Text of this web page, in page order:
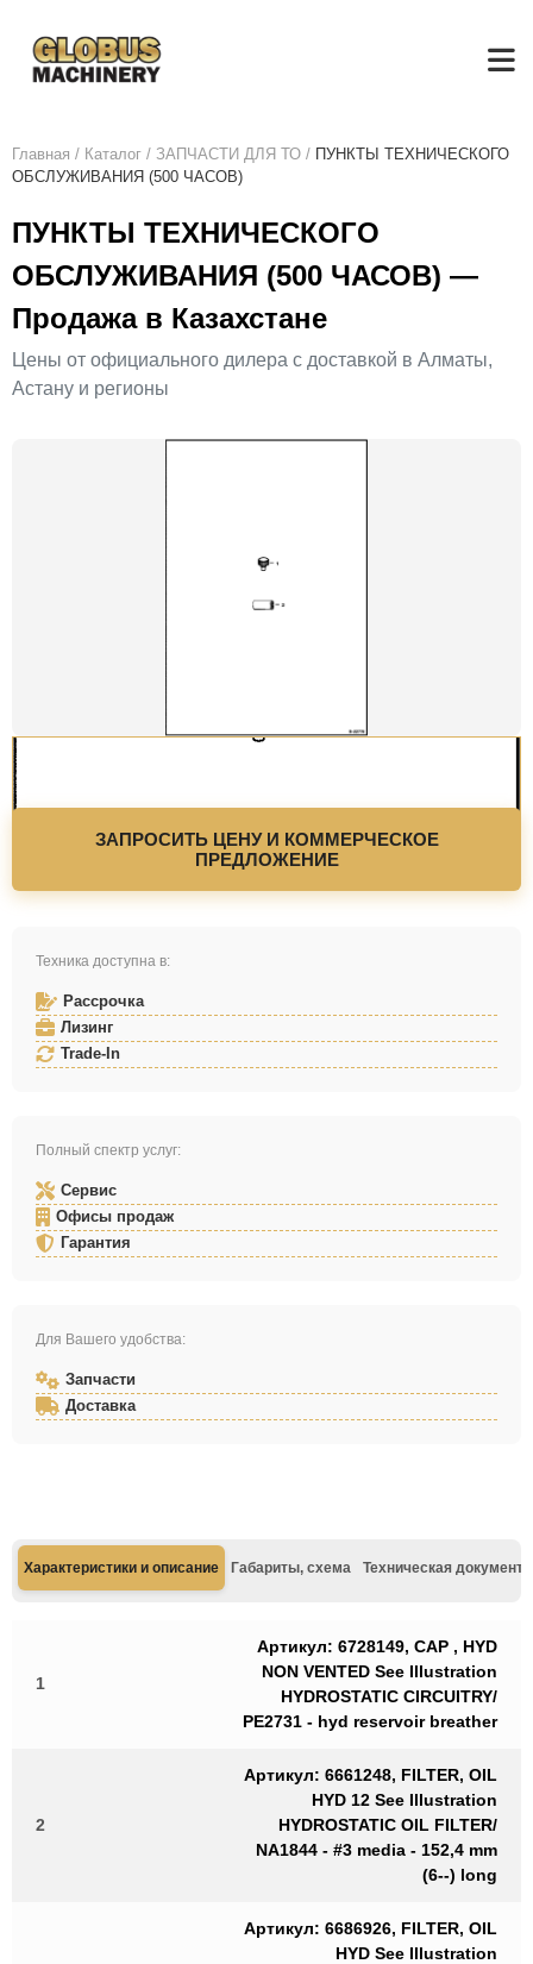
Главная / Каталог / ЗАПЧАСТИ ДЛЯ ТО / ПУНКТЫ ТЕХНИЧЕСКОГО
ОБСЛУЖИВАНИЯ (500 ЧАСОВ)
ПУНКТЫ ТЕХНИЧЕСКОГО
ОБСЛУЖИВАНИЯ (500 ЧАСОВ) —
Продажа в Казахстане
Цены от официального дилера с доставкой в Алматы,
Астану и регионы
ЗАПРОСИТЬ ЦЕНУ И КОММЕРЧЕСКОЕ
ПРЕДЛОЖЕНИЕ
Техника доступна в:
Рассрочка
Лизинг
Trade-In
Полный спектр услуг:
Сервис
Офисы продаж
Гарантия
Для Вашего удобства:
Запчасти
Доставка
Характеристики и описание Габариты, схема Техническая
1
Артикул: 6728149, CAP , HYD
NON VENTED See Illustration
HYDROSTATIC CIRCUITRY/
PE2731 - hyd reservoir breather
2
Артикул: 6661248, FILTER, OIL
HYD 12 See Illustration
HYDROSTATIC OIL FILTER/
NA1844 - #3 media - 152,4 mm
(6--) long
Артикул: 6686926, FILTER, OIL
HYD See Illustration